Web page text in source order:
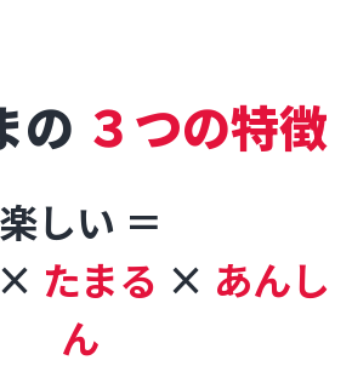
の ３つの特徴
楽しい ＝
× たまる × あんし
ん